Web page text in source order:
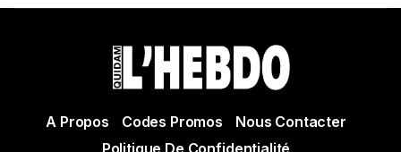
A Propos Codes Promos
Nous Contacter
Politique De Confidentialité